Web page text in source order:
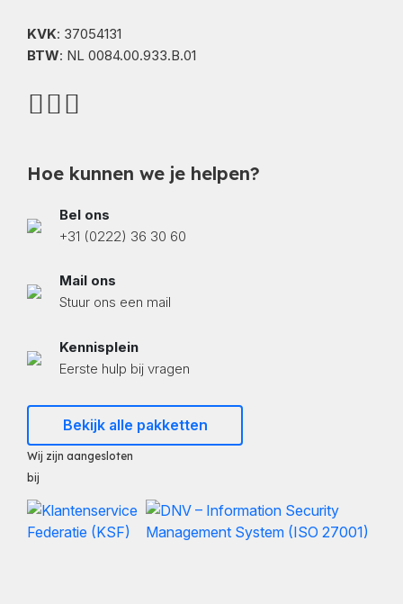
KVK: 37054131
BTW: NL 0084.00.933.B.01
Hoe kunnen we je helpen?
Bel ons
+31 (0222) 36 30 60
Mail ons
Stuur ons een mail
Kennisplein
Eerste hulp bij vragen
Bekijk alle pakketten
Wij zijn aangesloten
bij